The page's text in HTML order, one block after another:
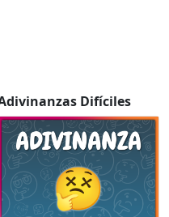
Difíciles